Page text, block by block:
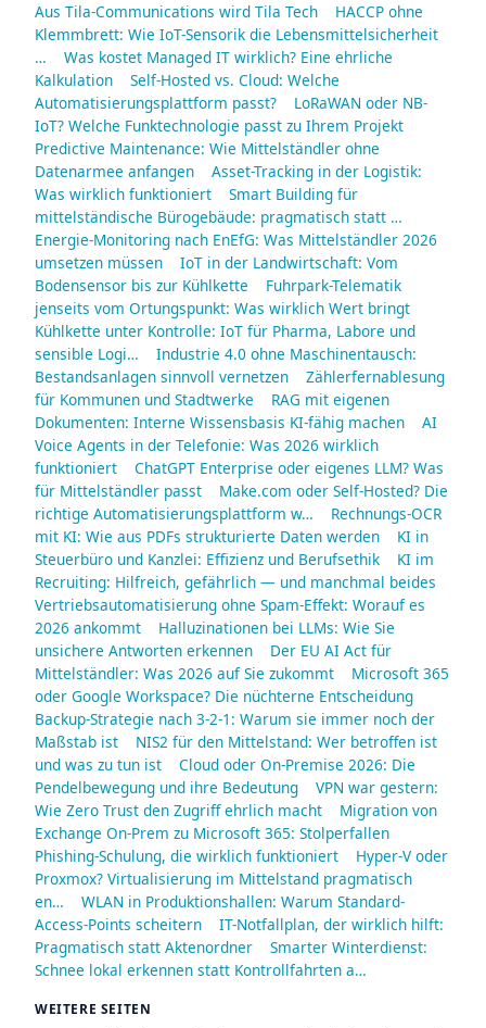
Aus Tila-Communications wird Tila Tech
HACCP ohne
Klemmbrett: Wie IoT-Sensorik die Lebensmittelsicherheit
…
Was kostet Managed IT wirklich? Eine ehrliche
Kalkulation
Self-Hosted vs. Cloud: Welche
Automatisierungsplattform passt?
LoRaWAN oder NB-
IoT? Welche Funktechnologie passt zu Ihrem Projekt
Predictive Maintenance: Wie Mittelständler ohne
Datenarmee anfangen
Asset-Tracking in der Logistik:
Was wirklich funktioniert
Smart Building für
mittelständische Bürogebäude: pragmatisch statt …
Energie-Monitoring nach EnEfG: Was Mittelständler 2026
umsetzen müssen
IoT in der Landwirtschaft: Vom
Bodensensor bis zur Kühlkette
Fuhrpark-Telematik
jenseits vom Ortungspunkt: Was wirklich Wert bringt
Kühlkette unter Kontrolle: IoT für Pharma, Labore und
sensible Logi…
Industrie 4.0 ohne Maschinentausch:
Bestandsanlagen sinnvoll vernetzen
Zählerfernablesung
für Kommunen und Stadtwerke
RAG mit eigenen
Dokumenten: Interne Wissensbasis KI-fähig machen
AI
Voice Agents in der Telefonie: Was 2026 wirklich
funktioniert
ChatGPT Enterprise oder eigenes LLM? Was
für Mittelständler passt
Make.com oder Self-Hosted? Die
richtige Automatisierungsplattform w…
Rechnungs-OCR
mit KI: Wie aus PDFs strukturierte Daten werden
KI in
Steuerbüro und Kanzlei: Effizienz und Berufsethik
KI im
Recruiting: Hilfreich, gefährlich — und manchmal beides
Vertriebsautomatisierung ohne Spam-Effekt: Worauf es
2026 ankommt
Halluzinationen bei LLMs: Wie Sie
unsichere Antworten erkennen
Der EU AI Act für
Mittelständler: Was 2026 auf Sie zukommt
Microsoft 365
oder Google Workspace? Die nüchterne Entscheidung
Backup-Strategie nach 3-2-1: Warum sie immer noch der
Maßstab ist
NIS2 für den Mittelstand: Wer betroffen ist
und was zu tun ist
Cloud oder On-Premise 2026: Die
Pendelbewegung und ihre Bedeutung
VPN war gestern:
Wie Zero Trust den Zugriff ehrlich macht
Migration von
Exchange On-Prem zu Microsoft 365: Stolperfallen
Phishing-Schulung, die wirklich funktioniert
Hyper-V oder
Proxmox? Virtualisierung im Mittelstand pragmatisch
en…
WLAN in Produktionshallen: Warum Standard-
Access-Points scheitern
IT-Notfallplan, der wirklich hilft:
Pragmatisch statt Aktenordner
Smarter Winterdienst:
Schnee lokal erkennen statt Kontrollfahrten a…
WEITERE SEITEN